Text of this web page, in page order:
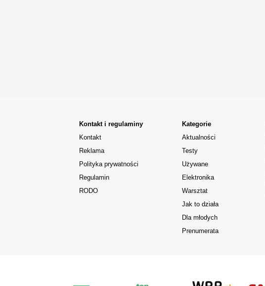
Kontakt i regulaminy
Kontakt
Reklama
Polityka prywatności
Regulamin
RODO
Kategorie
Aktualności
Testy
Używane
Elektronika
Warsztat
Jak to działa
Dla młodych
Prenumerata